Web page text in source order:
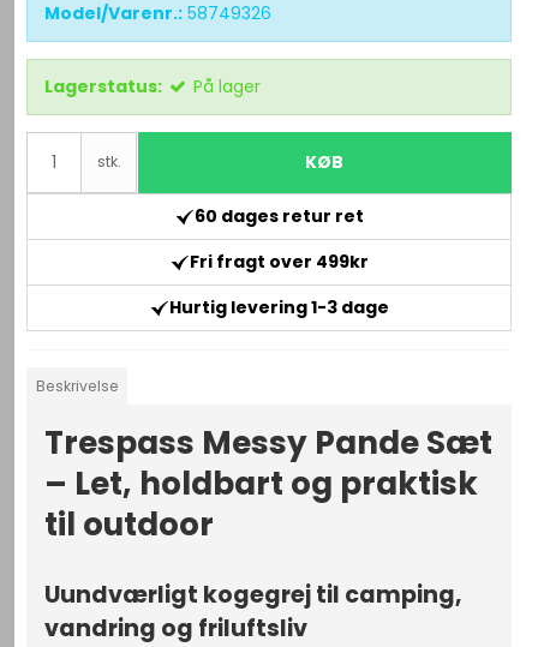
Model/Varenr.: 58749326
Lagerstatus: På lager
stk. KØB
60 dages retur ret
Fri fragt over 499kr
Hurtig levering 1-3 dage
Beskrivelse
Trespass Messy Pande Sæt
– Let, holdbart og praktisk
til outdoor
Uundværligt kogegrej til camping,
vandring og friluftsliv